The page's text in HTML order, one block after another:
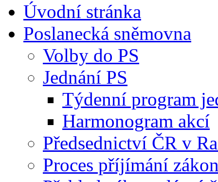
Úvodní stránka
Poslanecká sněmovna
Volby do PS
Jednání PS
Týdenní program
Harmonogram akcí
Předsednictví ČR v
Proces příjímání